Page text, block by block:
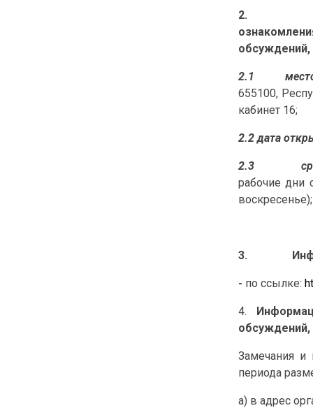
2.1
655100,
кабинет 16;
2.2дата
2.3
рабочие дни
воскресенье);
3.
- по ссылке:
4.
Замечания и
периода
а) в адрес